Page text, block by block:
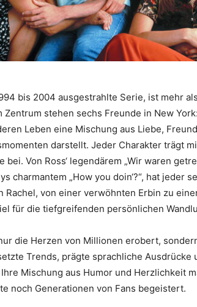
bis 2004 ausgestrahlte Serie, ist mehr
Zentrum stehen sechs Freunde in New
Leben eine Mischung aus Liebe,
darstellt. Jeder Charakter trägt
bei. Von Ross‘ legendärem „Wir waren
charmantem „How you doin‘?“, hat jeder
Rachel, von einer verwöhnten Erbin zu
für die tiefgreifenden persönlichen
die Herzen von Millionen erobert,
Trends, prägte sprachliche
Mischung aus Humor und Herzlichkeit
noch Generationen von Fans begeistert.